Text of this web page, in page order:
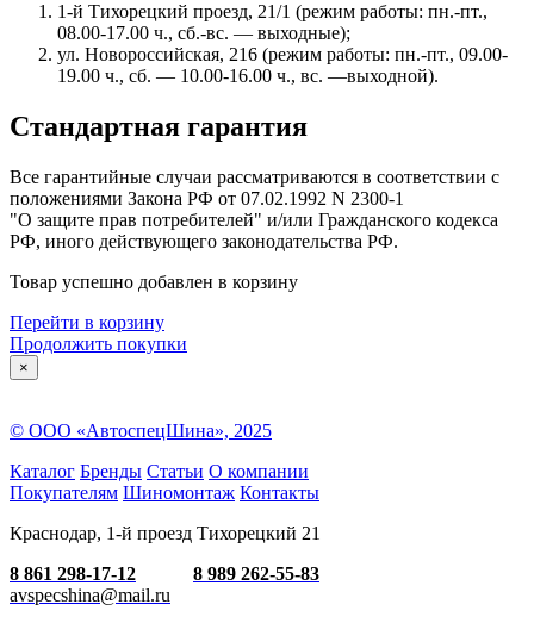
1-й Тихорецкий проезд, 21/1 (режим работы: пн.-пт.,
08.00-17.00 ч., сб.-вс. — выходные);
ул. Новороссийская, 216 (режим работы: пн.-пт., 09.00-
19.00 ч., сб. — 10.00-16.00 ч., вс. —выходной).
Стандартная гарантия
Все гарантийные случаи рассматриваются в соответствии с
положениями Закона РФ от 07.02.1992 N 2300-1
"О защите прав потребителей" и/или Гражданского кодекса
РФ, иного действующего законодательства РФ.
Товар успешно добавлен в корзину
Перейти в корзину
Продолжить покупки
×
© ООО «АвтоспецШина», 2025
Каталог Бренды Статьи О компании
Покупателям Шиномонтаж Контакты
Краснодар, 1-й проезд Тихорецкий 21
8 861 298-17-12
8 989 262-55-83
avspecshina@mail.ru